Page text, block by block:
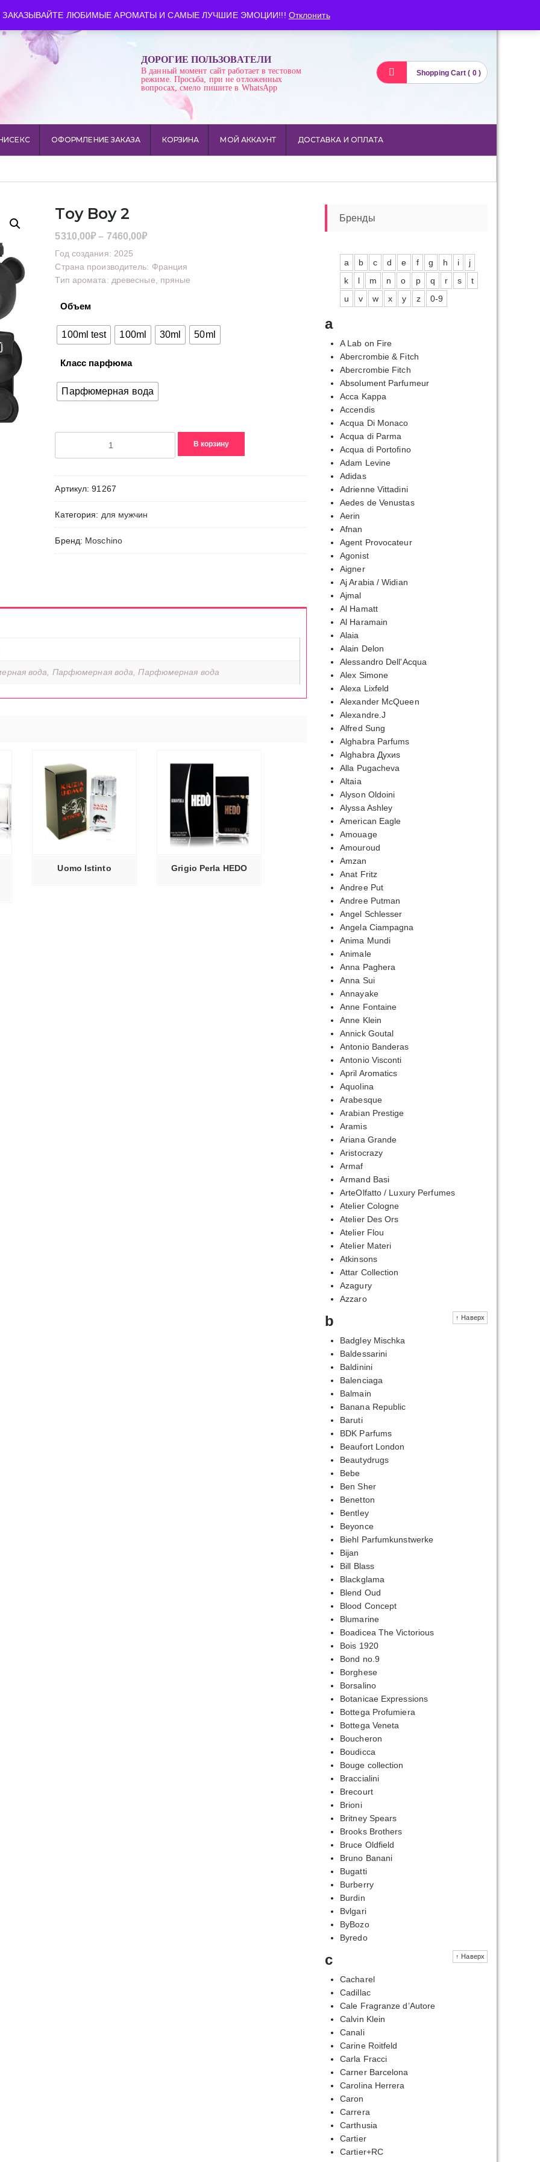
ЗАКАЗЫВАЙТЕ ЛЮБИМЫЕ АРОМАТЫ И САМЫЕ ЛУЧШИЕ ЭМОЦИИ!!! Отклонить
Время работы: пн-сб 10:00-21:00
ДОРОГИЕ ПОЛЬЗОВАТЕЛИ
В данный момент сайт работает в тестовом
режиме. Просьба, при не отложенных
вопросах, смело пишите в WhatsApp
Shopping Cart ( 0 )
ОФОРМЛЕНИЕ ЗАКАЗА КОРЗИНА МОЙ АККАУНТ ДОСТАВКА И ОПЛАТА
Toy Boy 2
5310,00₽ – 7460,00₽Диапазон
5310,00₽
–
Год создания: 2025
Страна производитель: Франция
Тип аромата: древесные, пряные
Объем
100ml test 100ml 30ml 50ml
Класс парфюма
Парфюмерная вода
Boy
2
В корзину
Артикул:91267
Категория: для мужчин
Бренд: Moschino
вода, Парфюмерная вода, Парфюмерная вода
Uomo Istinto
ЧИТАТЬ ДАЛЕЕ
Grigio Perla HEDO
Бренды
a b c d e f g h i
j
k
l m n o p q r s
t
u
v w x y z 0-9
a
A Lab on Fire
Abercrombie & Fitch
Abercrombie Fitch
Absolument Parfumeur
Acca Kappa
Accendis
Acqua Di Monaco
Acqua di Parma
Acqua di Portofino
Adam Levine
Adidas
Adrienne Vittadini
Aedes de Venustas
Aerin
Afnan
Agent Provocateur
Agonist
Aigner
Aj Arabia / Widian
Ajmal
Al Hamatt
Al Haramain
Alaia
Alain Delon
Alessandro Dell'Acqua
Alex Simone
Alexa Lixfeld
Alexander McQueen
Alexandre.J
Alfred Sung
Alghabra Parfums
Alghabra Духиs
Alla Pugacheva
Altaia
Alyson Oldoini
Alyssa Ashley
American Eagle
Amouage
Amouroud
Amzan
Anat Fritz
Andree Put
Andree Putman
Angel Schlesser
Angela Ciampagna
Anima Mundi
Animale
Anna Paghera
Anna Sui
Annayake
Anne Fontaine
Anne Klein
Annick Goutal
Antonio Banderas
Antonio Visconti
April Aromatics
Aquolina
Arabesque
Arabian Prestige
Aramis
Ariana Grande
Aristocrazy
Armaf
Armand Basi
ArteOlfatto / Luxury Perfumes
Atelier Cologne
Atelier Des Ors
Atelier Flou
Atelier Materi
Atkinsons
Attar Collection
Azagury
Azzaro
↑ Наверх
b
Badgley Mischka
Baldessarini
Baldinini
Balenciaga
Balmain
Banana Republic
Baruti
BDK Parfums
Beaufort London
Beautydrugs
Bebe
Ben Sher
Benetton
Bentley
Beyonce
Biehl Parfumkunstwerke
Bijan
Bill Blass
Blackglama
Blend Oud
Blood Concept
Blumarine
Boadicea The Victorious
Bois 1920
Bond no.9
Borghese
Borsalino
Botanicae Expressions
Bottega Profumiera
Bottega Veneta
Boucheron
Boudicca
Bouge collection
Braccialini
Brecourt
Brioni
Britney Spears
Brooks Brothers
Bruce Oldfield
Bruno Banani
Bugatti
Burberry
Burdin
Bvlgari
ByBozo
Byredo
↑ Наверх
c
Cacharel
Cadillac
Cale Fragranze d’Autore
Calvin Klein
Canali
Carine Roitfeld
Carla Fracci
Carner Barcelona
Carolina Herrera
Caron
Carrera
Carthusia
Cartier
Cartier+RC